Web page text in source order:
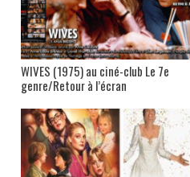
WIVES (1975) au ciné-club Le 7e
genre/Retour à l’écran